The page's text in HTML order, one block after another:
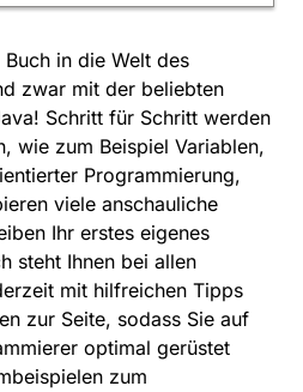
in die Welt des
zwar mit der beliebten
Schritt für Schritt werden
wie zum Beispiel Variablen,
Programmierung,
viele anschauliche
Ihr erstes eigenes
steht Ihnen bei allen
mit hilfreichen Tipps
zur Seite, sodass Sie auf
optimal gerüstet
zum